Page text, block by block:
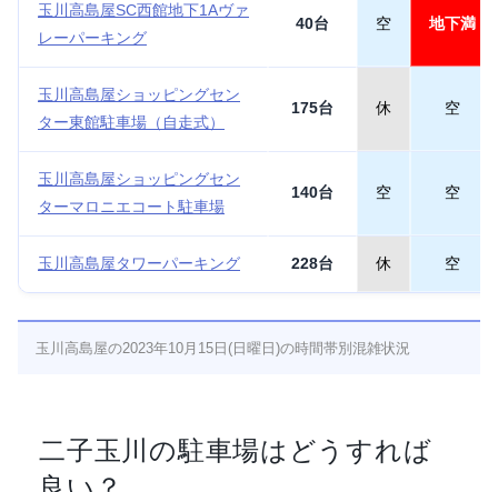
玉川高島屋SC西館地下1Aヴァ
レーパーキング
40台 空 地下満
玉川高島屋ショッピングセン
ター東館駐車場（自走式）
175台 休 空
玉川高島屋ショッピングセン
ターマロニエコート駐車場
140台 空 空
玉川高島屋タワーパーキング 228台 休 空
玉川高島屋の2023年10月15日(日曜日)の時間帯別混雑状況
二子玉川の駐車場はどうすれば